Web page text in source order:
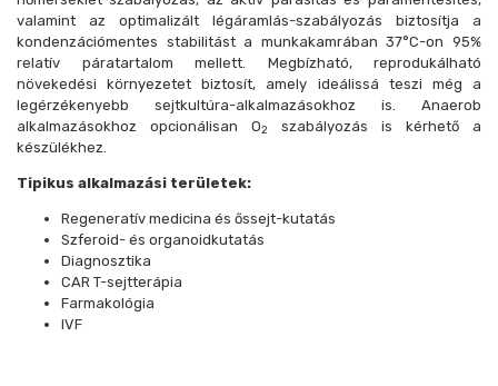
valamint az optimalizált légáramlás-szabályozás biztosítja a
kondenzációmentes stabilitást a munkakamrában 37°C-on 95%
relatív páratartalom mellett. Megbízható, reprodukálható
növekedési környezetet biztosít, amely ideálissá teszi még a
legérzékenyebb sejtkultúra-alkalmazásokhoz is. Anaerob
alkalmazásokhoz opcionálisan O2
szabályozás is kérhető a
készülékhez.
Tipikus alkalmazási területek:
Regeneratív medicina és őssejt-kutatás
Szferoid- és organoidkutatás
Diagnosztika
CAR T-sejtterápia
Farmakológia
IVF